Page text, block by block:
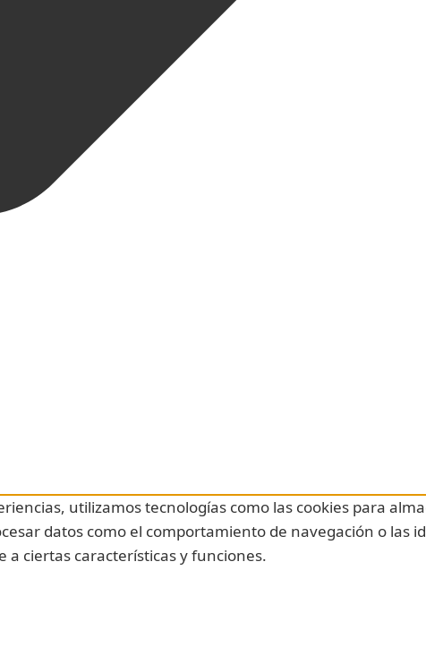
utilizamos tecnologías como las cookies para
datos como el comportamiento de navegación o
ciertas características y funciones.